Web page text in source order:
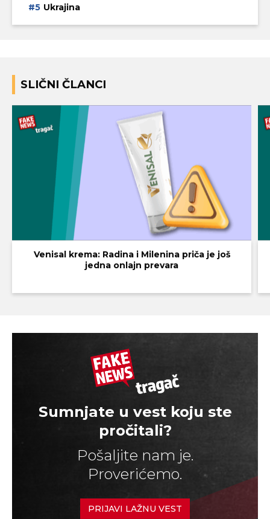
Ukrajina
SLIČNI ČLANCI
Venisal krema: Radina i Milenina priča je još
jedna onlajn prevara
Sumnjate u vest koju ste
pročitali?
Pošaljite nam je.
Proverićemo.
PRIJAVI LAŽNU VEST